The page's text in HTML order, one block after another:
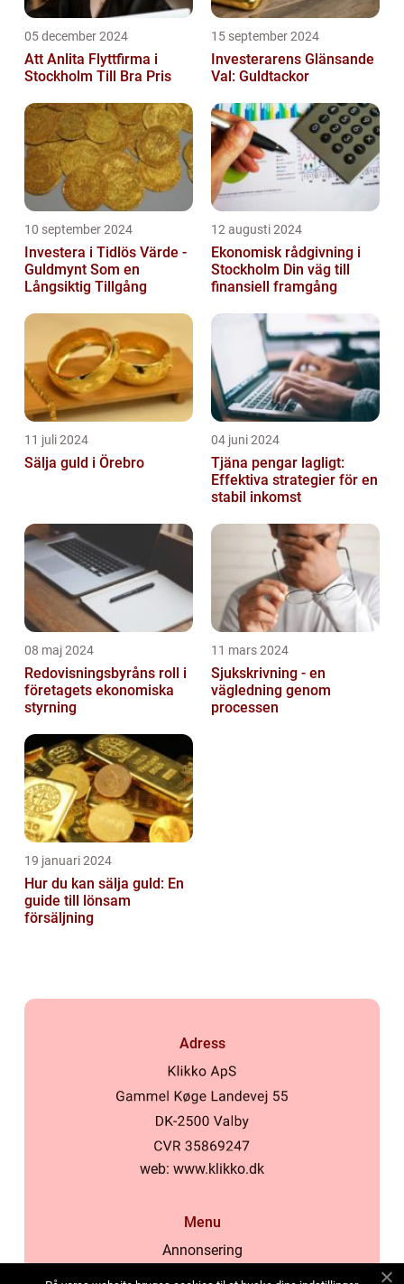
05 december 2024
Att Anlita Flyttfirma i
Stockholm Till Bra Pris
15 september 2024
Investerarens Glänsande
Val: Guldtackor
10 september 2024
Investera i Tidlös Värde -
Guldmynt Som en
Långsiktig Tillgång
12 augusti 2024
Ekonomisk rådgivning i
Stockholm Din väg till
finansiell framgång
11 juli 2024
Sälja guld i Örebro
04 juni 2024
Tjäna pengar lagligt:
Effektiva strategier för en
stabil inkomst
08 maj 2024
Redovisningsbyråns roll i
företagets ekonomiska
styrning
11 mars 2024
Sjukskrivning - en
vägledning genom
processen
19 januari 2024
Hur du kan sälja guld: En
guide till lönsam
försäljning
Adress
web: www.klikko.dk
Menu
Annonsering